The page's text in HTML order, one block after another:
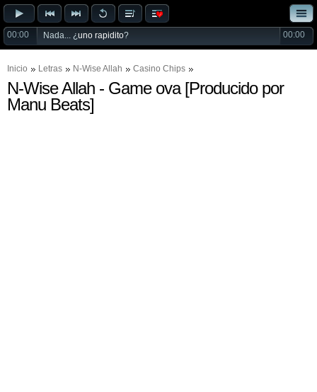
00:00 Nada... ¿uno rapidito? 00:00
Inicio Letras N-Wise Allah Casino Chips
N-Wise Allah - Game ova [Producido por
Manu Beats]